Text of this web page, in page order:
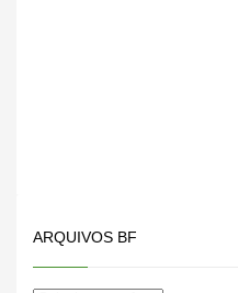
ARQUIVOS BF